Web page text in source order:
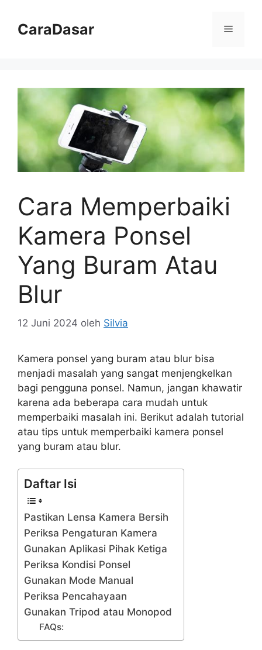
CaraDasar Menu
Cara Memperbaiki
Kamera Ponsel
Yang Buram Atau
Blur
12 Juni 2024 oleh Silvia
Kamera ponsel yang buram atau blur bisa
menjadi masalah yang sangat menjengkelkan
bagi pengguna ponsel. Namun, jangan khawatir
karena ada beberapa cara mudah untuk
memperbaiki masalah ini. Berikut adalah tutorial
atau tips untuk memperbaiki kamera ponsel
yang buram atau blur.
Daftar Isi
Pastikan Lensa Kamera Bersih
Periksa Pengaturan Kamera
Gunakan Aplikasi Pihak Ketiga
Periksa Kondisi Ponsel
Gunakan Mode Manual
Periksa Pencahayaan
Gunakan Tripod atau Monopod
FAQs: